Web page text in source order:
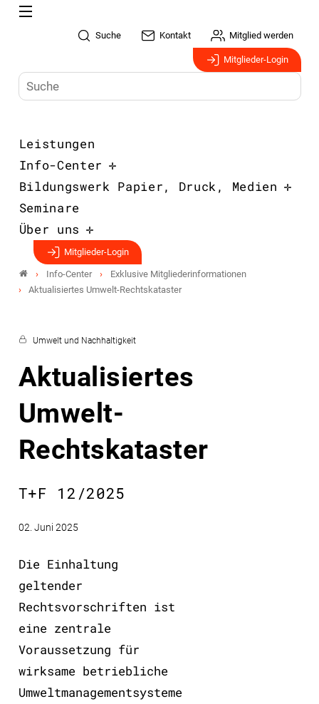
Suche Kontakt Mitglied werden
Mitglieder-Login
Leistungen
Info-Center
Bildungswerk Papier, Druck, Medien
Seminare
Über uns
Mitglieder-Login
Info-Center
Exklusive Mitgliederinformationen
Aktualisiertes Umwelt-Rechtskataster
Umwelt und Nachhaltigkeit
Aktualisiertes
Umwelt-
Rechtskataster
T+F 12/2025
02. Juni 2025
Die Einhaltung
geltender
Rechtsvorschriften ist
eine zentrale
Voraussetzung für
wirksame betriebliche
Umweltmanagementsysteme